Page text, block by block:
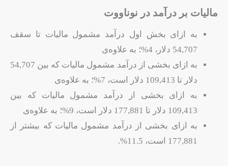
مالیات بر درآمد در نوناووت
به ازای بخش اول درآمد مشمول مالیات تا سقف
54,707 دلار، 4%؛ به علاوه‌ی
به ازای بخشی از درآمد مشمول مالیات که بین 54,707
دلار تا 109,413 دلار است، 7%؛ به علاوه‌ی
به ازای بخشی از درآمد مشمول مالیات که بین
109,413 دلار تا 177,881 دلار است، 9%؛ به علاوه‌ی
به ازای بخشی از درآمد مشمول مالیات که بیشتر از
177,881 است، 11.5%.